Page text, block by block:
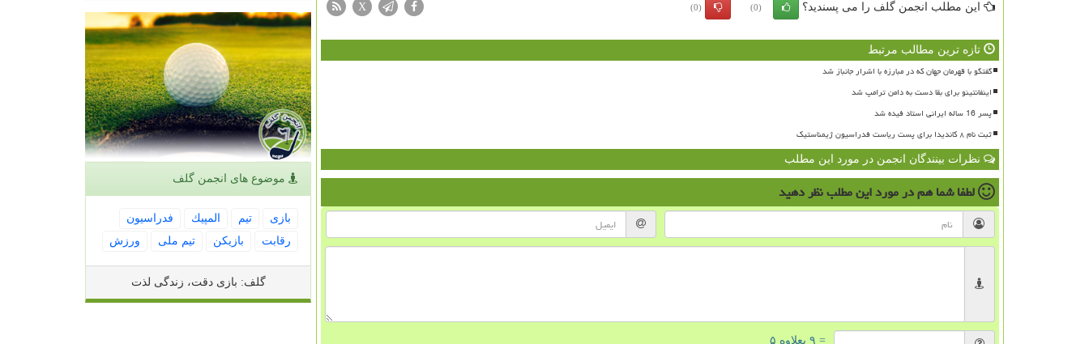
این مطلب انجمن گلف را می پسندید؟ (0)
(0)
X
تازه ترین مطالب مرتبط
گفتگو با قهرمان جهان که در مبارزه با اشرار جانباز شد
اینفانتینو برای بقا دست به دامن ترامپ شد
پسر 16 ساله ایرانی استاد فیده شد
ثبت نام ۸ کاندیدا برای پست ریاست فدراسیون ژیمناستیک
نظرات بینندگان انجمن در مورد این مطلب
لطفا شما همدر مورد این مطلبنظر دهید
= ۹ بعلاوه ۵
موضوع های انجمن گلف
بازی تیم المپیك
فدراسیون
رقابت
بازیكن تیم ملی ورزش
گلف: بازی دقت، زندگی لذت